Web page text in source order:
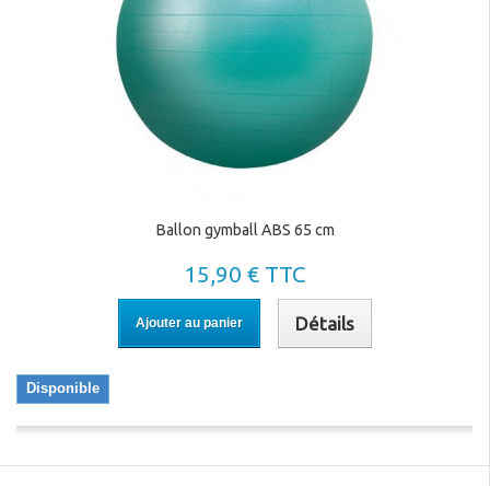
Ballon gymball ABS 65 cm
15,90 € TTC
Ajouter au panier Détails
Disponible